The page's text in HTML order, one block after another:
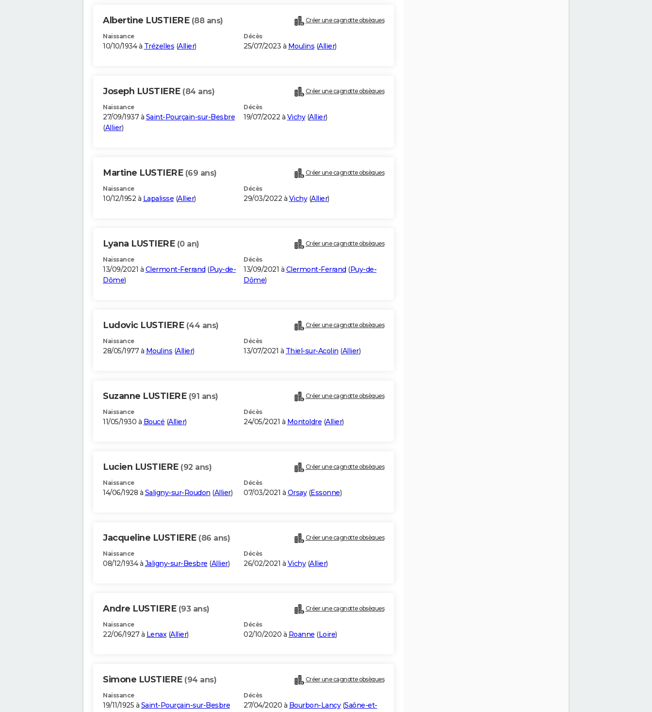
Albertine LUSTIERE (88 ans) Créer une cagnotte obsèques
Naissance
10/10/1934 à Trézelles (Allier)
Décès
25/07/2023 à Moulins (Allier)
Joseph LUSTIERE (84 ans) Créer une cagnotte obsèques
Naissance
27/09/1937 à Saint-Pourçain-sur-Besbre
(Allier)
Décès
19/07/2022 à Vichy(Allier)
Martine LUSTIERE (69 ans) Créer une cagnotte obsèques
Naissance
10/12/1952 à Lapalisse (Allier)
Décès
29/03/2022 à Vichy(Allier)
Lyana LUSTIERE (0 an) Créer une cagnotte obsèques
Naissance
13/09/2021 à Clermont-Ferrand (Puy-de-
Dôme)
Décès
13/09/2021 à Clermont-Ferrand (Puy-de-
Dôme)
Ludovic LUSTIERE (44 ans) Créer une cagnotte obsèques
Naissance
28/05/1977 à Moulins (Allier)
Décès
13/07/2021 à Thiel-sur-Acolin (Allier)
Suzanne LUSTIERE (91 ans) Créer une cagnotte obsèques
Naissance
11/05/1930 à Boucé (Allier)
Décès
24/05/2021 à Montoldre (Allier)
Lucien LUSTIERE (92 ans) Créer une cagnotte obsèques
Naissance
14/06/1928 à Saligny-sur-Roudon (Allier)
Décès
07/03/2021 à Orsay(Essonne)
Jacqueline LUSTIERE (86 ans) Créer une cagnotte obsèques
Naissance
08/12/1934 à Jaligny-sur-Besbre (Allier)
Décès
26/02/2021 à Vichy(Allier)
Andre LUSTIERE (93 ans) Créer une cagnotte obsèques
Naissance
22/06/1927 à Lenax(Allier)
Décès
02/10/2020 à Roanne (Loire)
Simone LUSTIERE (94 ans) Créer une cagnotte obsèques
Naissance
19/11/1925 à Saint-Pourçain-sur-Besbre
Décès
27/04/2020 à Bourbon-Lancy(Saône-et-